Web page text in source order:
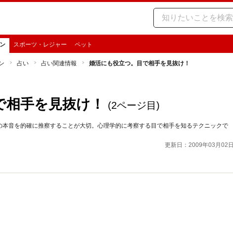
スポーツ・レジャー ペット
占い 占い関連情報 婚活にも役立つ。目で相手を見抜け！
手を見抜け！ (2ページ目)
音を的確に推察することが大切。心理学的に考察する目で相手を知るテクニックで
更新日：2009年03月02日